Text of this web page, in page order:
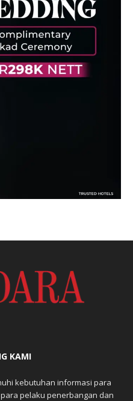
KAMI
kebutuhan informasi para
pelaku penerbangan dan